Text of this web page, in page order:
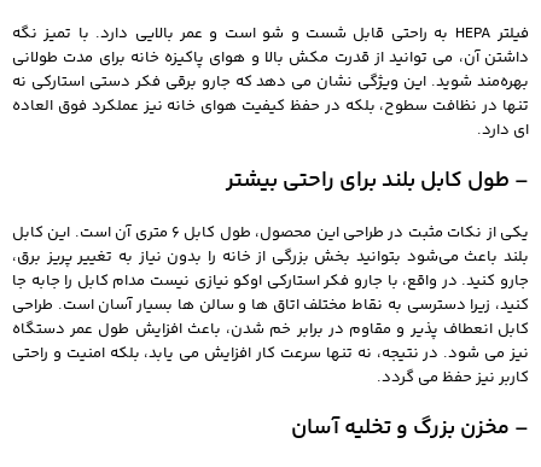
فیلتر HEPA به راحتی قابل شست‌ و شو است و عمر بالایی دارد. با تمیز نگه
داشتن آن، می‌ توانید از قدرت مکش بالا و هوای پاکیزه خانه برای مدت طولانی
بهره‌مند شوید. این ویژگی نشان می‌ دهد که جارو برقی فکر دستی استارکی نه‌
تنها در نظافت سطوح، بلکه در حفظ کیفیت هوای خانه نیز عملکرد فوق‌ العاده‌
ای دارد.
– طول کابل بلند برای راحتی بیشتر
یکی از نکات مثبت در طراحی این محصول، طول کابل 6 متری آن است. این کابل
بلند باعث می‌شود بتوانید بخش بزرگی از خانه را بدون نیاز به تغییر پریز برق،
جارو کنید. در واقع، با جارو فکر استارکی اوکو نیازی نیست مدام کابل را جابه‌ جا
کنید، زیرا دسترسی به نقاط مختلف اتاق‌ ها و سالن‌ ها بسیار آسان است. طراحی
کابل انعطاف‌ پذیر و مقاوم در برابر خم شدن، باعث افزایش طول عمر دستگاه
نیز می‌ شود. در نتیجه، نه‌ تنها سرعت کار افزایش می‌ یابد، بلکه امنیت و راحتی
کاربر نیز حفظ می‌ گردد.
– مخزن بزرگ و تخلیه آسان